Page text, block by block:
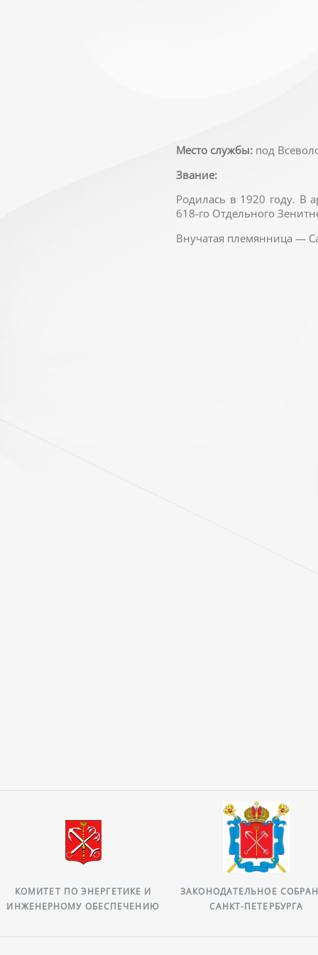
Место службы: под
Звание:
Родилась в 1920 году. В
618-го Отдельного
Внучатая племянница —
КОМИТЕТ ПО ЭНЕРГЕТИКЕ И
ИНЖЕНЕРНОМУ ОБЕСПЕЧЕНИЮ
ЗАКОНОДАТЕЛЬНОЕ
САНКТ-ПЕТЕРБУРГА